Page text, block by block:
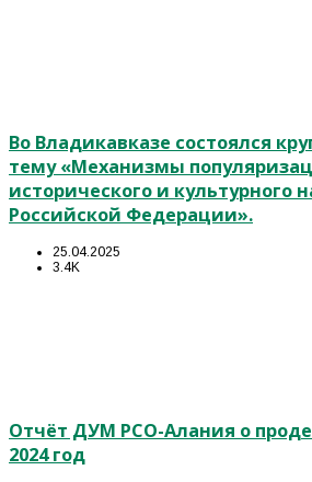
Во Владикавказе состоялся
тему «Механизмы
исторического и культурного
Российской Федерации».
25.04.2025
3.4K
Отчёт ДУМ РСО-Алания о
2024 год